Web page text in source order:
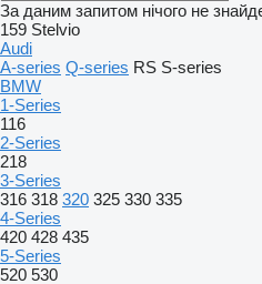
За даним запитом нічого не
159 Stelvio
Audi
A-series Q-series RS S-series
BMW
1-Series
116
2-Series
218
3-Series
316 318 320 325 330 335
4-Series
420 428 435
5-Series
520 530